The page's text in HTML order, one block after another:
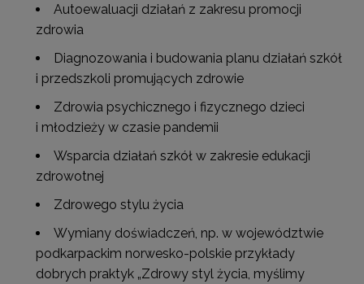
Autoewaluacji działań z zakresu promocji
zdrowia
Diagnozowania i budowania planu działań szkół
i przedszkoli promujących zdrowie
Zdrowia psychicznego i fizycznego dzieci
i młodzieży w czasie pandemii
Wsparcia działań szkół w zakresie edukacji
zdrowotnej
Zdrowego stylu życia
Wymiany doświadczeń, np. w województwie
podkarpackim norwesko-polskie przykłady
dobrych praktyk „Zdrowy styl życia, myślimy